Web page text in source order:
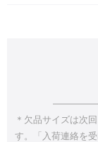
＊欠品サイズは次
す。「入荷連絡を